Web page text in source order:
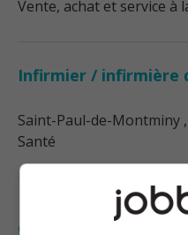
Vente, achat et service à
Infirmier / infirmière
Saint-Paul-de-Montminy
Santé
épicerie